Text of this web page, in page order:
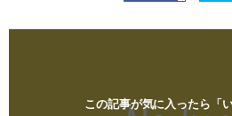
この記事が気に入ったら「